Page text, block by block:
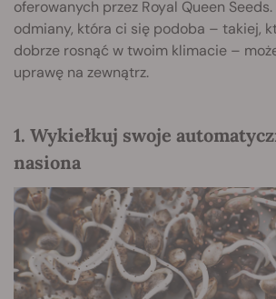
oferowanych przez Royal Queen Seeds.
odmiany, która ci się podoba – takiej,
dobrze rosnąć w twoim klimacie –
uprawę na zewnątrz.
1. Wykiełkuj swoje
nasiona